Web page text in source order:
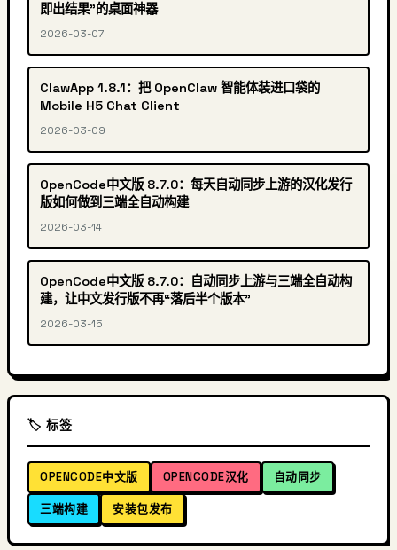
即出结果”的桌面神器
2026-03-07
ClawApp 1.8.1：把 OpenClaw 智能体装进口袋的
Mobile H5 Chat Client
2026-03-09
OpenCode中文版 8.7.0：每天自动同步上游的汉化发行
版如何做到三端全自动构建
2026-03-14
OpenCode中文版 8.7.0：自动同步上游与三端全自动构
建，让中文发行版不再“落后半个版本”
2026-03-15
🏷️ 标签
OPENCODE中文版 OPENCODE汉化 自动同步
三端构建 安装包发布